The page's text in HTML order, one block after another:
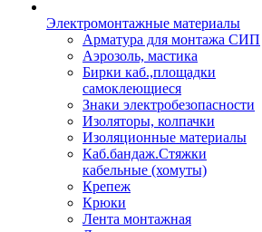
Электромонтажные материалы
Арматура для монтажа СИП
Аэрозоль, мастика
Бирки каб.,площадки
самоклеющиеся
Знаки электробезопасности
Изоляторы, колпачки
Изоляционные материалы
Каб.бандаж.Стяжки
кабельные (хомуты)
Крепеж
Крюки
Лента монтажная